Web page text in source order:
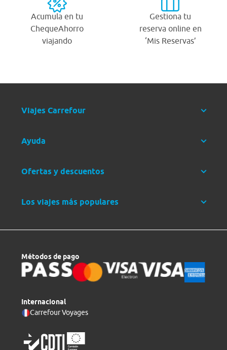
Acumula en tu
ChequeAhorro
viajando
Gestiona tu
reserva online en
‘Mis Reservas’
Viajes Carrefour
Ayuda
Ofertas y descuentos
Los viajes más populares
Métodos de pago
Internacional
Carrefour Voyages